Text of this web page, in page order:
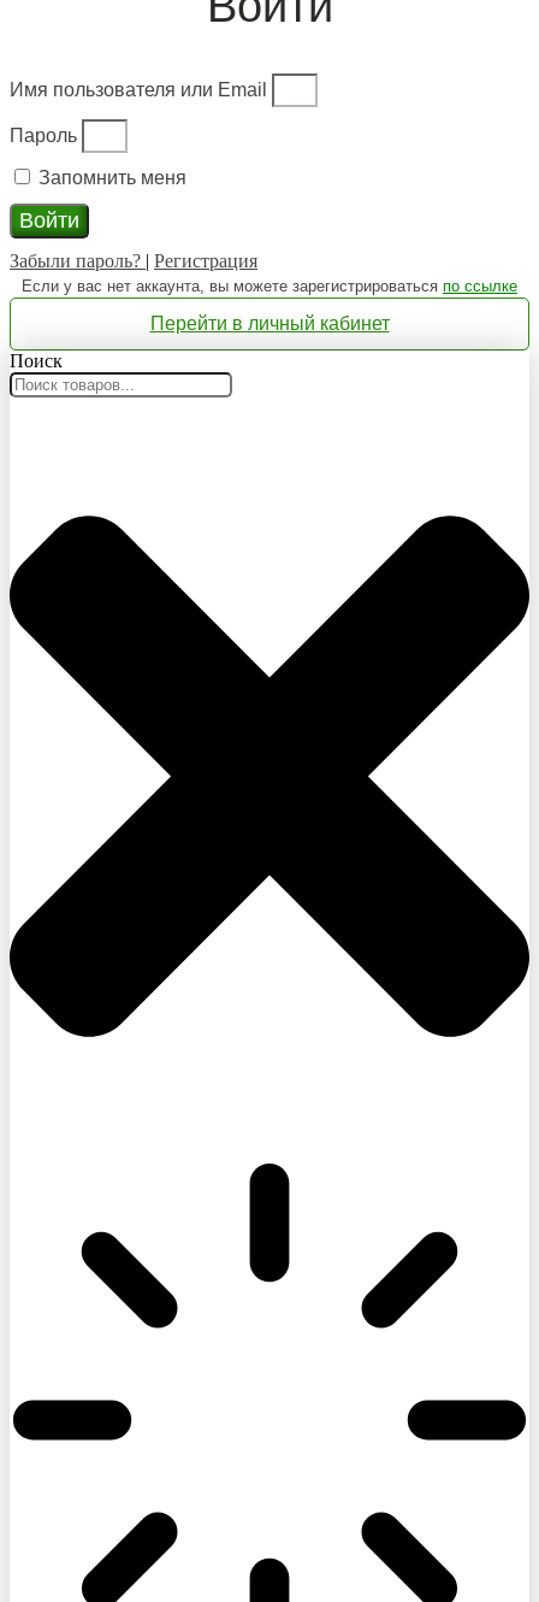
Имя пользователя или Email
Пароль
Запомнить меня
Войти
Забыли пароль? Регистрация
Если у вас нет аккаунта, вы можете зарегистрироваться по ссылке
Перейти в личный кабинет
Поиск